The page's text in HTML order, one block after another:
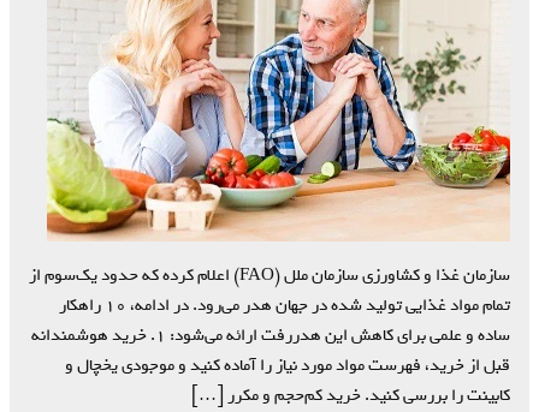
سازمان غذا و کشاورزی سازمان ملل (FAO) اعلام کرده که حدود یک‌سوم از
تمام مواد غذایی تولید شده در جهان هدر می‌رود. در ادامه، 10 راهکار
ساده و علمی برای کاهش این هدررفت ارائه می‌شود: ۱. خرید هوشمندانه
قبل از خرید، فهرست مواد مورد نیاز را آماده کنید و موجودی یخچال و
کابینت را بررسی کنید. خرید کم‌حجم و مکرر […]